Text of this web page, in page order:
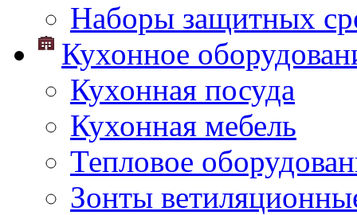
Наборы защитных
Кухонное
Кухонная посуда
Кухонная мебель
Тепловое
Зонты